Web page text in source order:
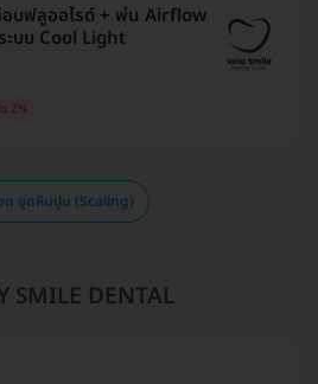
บฟลูออไรด์ + พ่น Airflow
บบ Cool Light
2%
ด ขูดหินปูน (Scaling)
SMILE DENTAL